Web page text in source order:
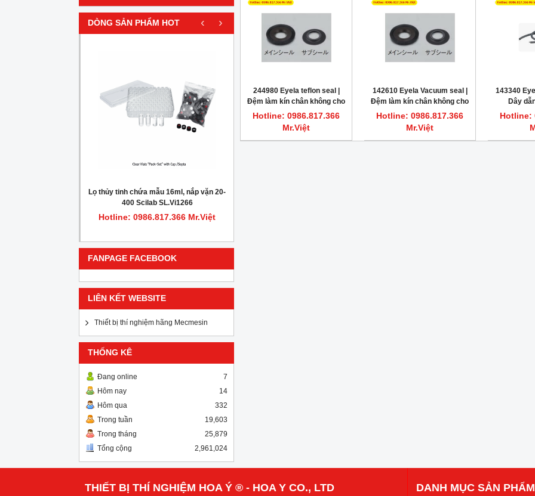
DÒNG SẢN PHẨM HOT
Lọ thủy tinh chứa mẫu 16ml, nắp vặn 20-
400 Scilab SL.Vi1266
Hotline: 0986.817.366 Mr.Việt
HOT
‹ ›
FANPAGE FACEBOOK
LIÊN KẾT WEBSITE
Thiết bị thí nghiệm hãng Mecmesin
THỐNG KÊ
Đang online
7
Hôm nay
14
Hôm qua
332
Trong tuần
19,603
Trong tháng
25,879
Tổng cộng
2,961,024
244980 Eyela teflon seal |
Đệm làm kín chân không cho
máy cô quay N-1200
Hotline: 0986.817.366
Mr.Việt
142610 Eyela Vacuum seal |
Đệm làm kín chân không cho
máy cô quay N-1100 & N-
1200
Hotline: 0986.817.366
Mr.Việt
143340
Dây
Hotline:
THIẾT BỊ THÍ NGHIỆM HOA Ý ® - HOA Y CO., LTD DANH MỤC SẢN PHẨM